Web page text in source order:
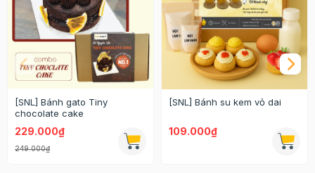
[SNL] Bánh gato Tiny
chocolate cake
229.000₫
249.000₫
[SNL] Bánh su kem vỏ dai
109.000₫